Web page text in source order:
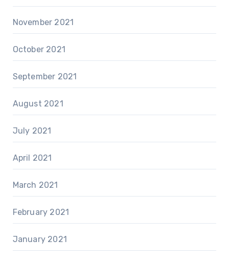
November 2021
October 2021
September 2021
August 2021
July 2021
April 2021
March 2021
February 2021
January 2021